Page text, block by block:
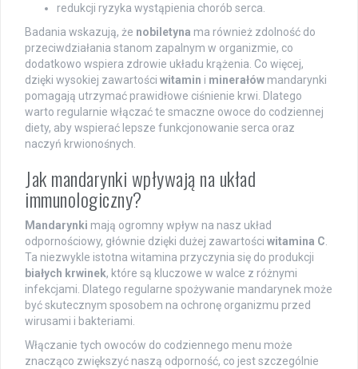
redukcji ryzyka wystąpienia chorób serca.
Badania wskazują, że nobiletyna ma również zdolność do
przeciwdziałania stanom zapalnym w organizmie, co
dodatkowo wspiera zdrowie układu krążenia. Co więcej,
dzięki wysokiej zawartości witamin i minerałów mandarynki
pomagają utrzymać prawidłowe ciśnienie krwi. Dlatego
warto regularnie włączać te smaczne owoce do codziennej
diety, aby wspierać lepsze funkcjonowanie serca oraz
naczyń krwionośnych.
Jak mandarynki wpływają na układ
immunologiczny?
Mandarynki mają ogromny wpływ na nasz układ
odpornościowy, głównie dzięki dużej zawartości witamina C.
Ta niezwykle istotna witamina przyczynia się do produkcji
białych krwinek, które są kluczowe w walce z różnymi
infekcjami. Dlatego regularne spożywanie mandarynek może
być skutecznym sposobem na ochronę organizmu przed
wirusami i bakteriami.
Włączanie tych owoców do codziennego menu może
znacząco zwiększyć naszą odporność, co jest szczególnie